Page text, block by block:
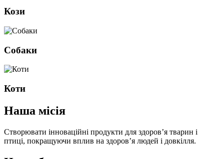
Кози
Собаки
Коти
Наша місія
Створювати інноваційні продукти для здоров’я тварин і
птиці, покращуючи вплив на здоров’я людей і довкілля.